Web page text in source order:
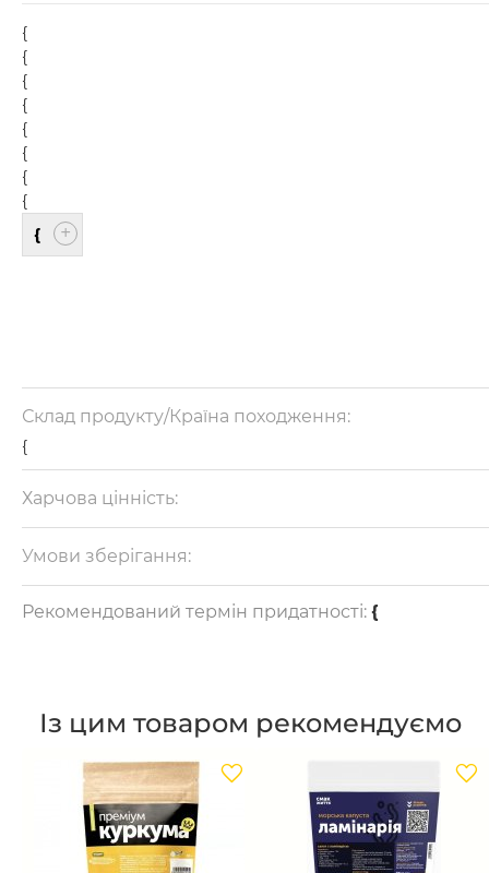
{
{
{
{
{
{
{
{
{
Склад продукту/Країна походження:
{
Харчова цінність:
{
Умови зберігання:
{
Рекомендований термін придатності: {
Із цим товаром рекомендуємо